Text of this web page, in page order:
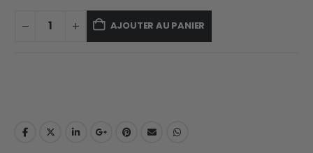
AJOUTER AU PANIER